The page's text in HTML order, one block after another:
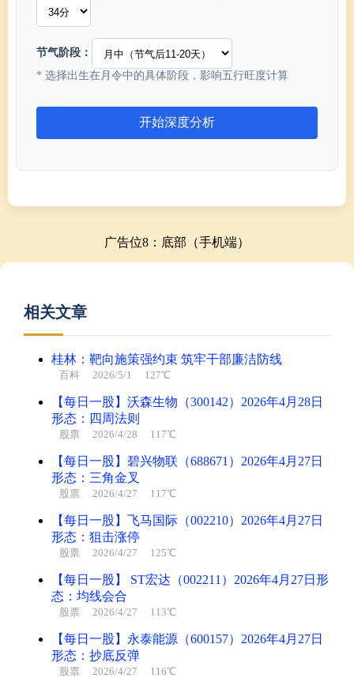
节气阶段：
* 选择出生在月令中的具体阶段，影响五行旺度计算
广告位8：底部（手机端）
相关文章
桂林：靶向施策强约束 筑牢干部廉洁防线
百科 2026/5/1 127℃
【每日一股】沃森生物（300142）2026年4月28日
形态：四周法则
股票 2026/4/28 117℃
【每日一股】碧兴物联（688671）2026年4月27日
形态：三角金叉
股票 2026/4/27 117℃
【每日一股】飞马国际（002210）2026年4月27日
形态：狙击涨停
股票 2026/4/27 125℃
【每日一股】 ST宏达（002211）2026年4月27日形
态：均线会合
股票 2026/4/27 113℃
【每日一股】永泰能源（600157）2026年4月27日
形态：抄底反弹
股票 2026/4/27 116℃